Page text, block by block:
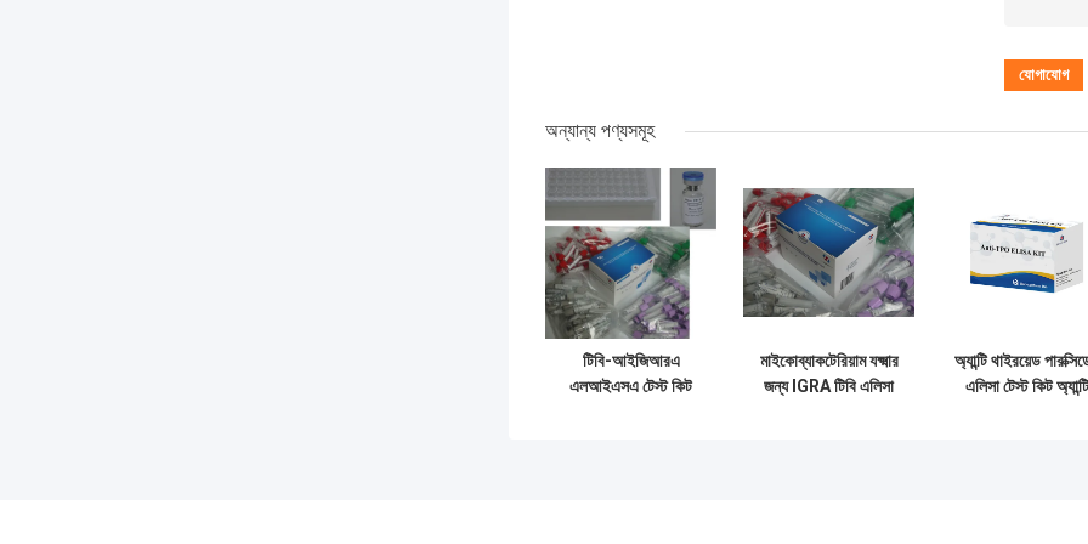
অন্যান্য পণ্যসমূহ
টিবি-আইজিআরএ
এলআইএসএ টেস্ট কিট
মাইকোব্যাকটেরিয়াম যক্ষ্মার
জন্য IGRA টিবি এলিসা
অ্যান্টি থাইরয়েড
এলিসা টেস্ট কিট অ্যান্টি